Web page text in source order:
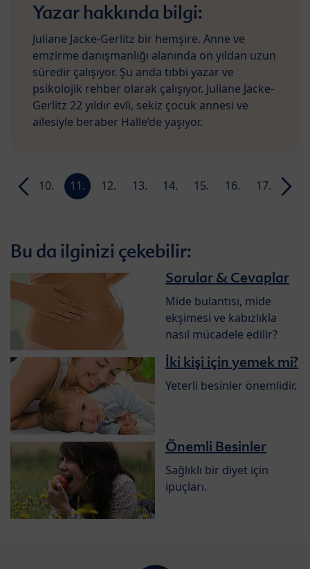
Yazar hakkında bilgi:
Juliane Jacke-Gerlitz bir hemşire. Anne ve
emzirme danışmanlığı alanında on yıldan uzun
süredir çalışıyor. Şu anda tıbbi yazar ve
psikolojik rehber olarak çalışıyor. Juliane Jacke-
Gerlitz 22 yıldır evli, sekiz çocuk annesi ve
ailesiyle beraber Halle’de yaşıyor.
9.
10.
11.
12.
13.
14.
15.
16.
17.
18.
Bu da ilginizi çekebilir:
Sorular & Cevaplar
Mide bulantısı, mide
ekşimesi ve kabızlıkla
nasıl mücadele edilir?
İki kişi için yemek mi?
Yeterli besinler önemlidir.
Önemli Besinler
Sağlıklı bir diyet için
ipuçları.